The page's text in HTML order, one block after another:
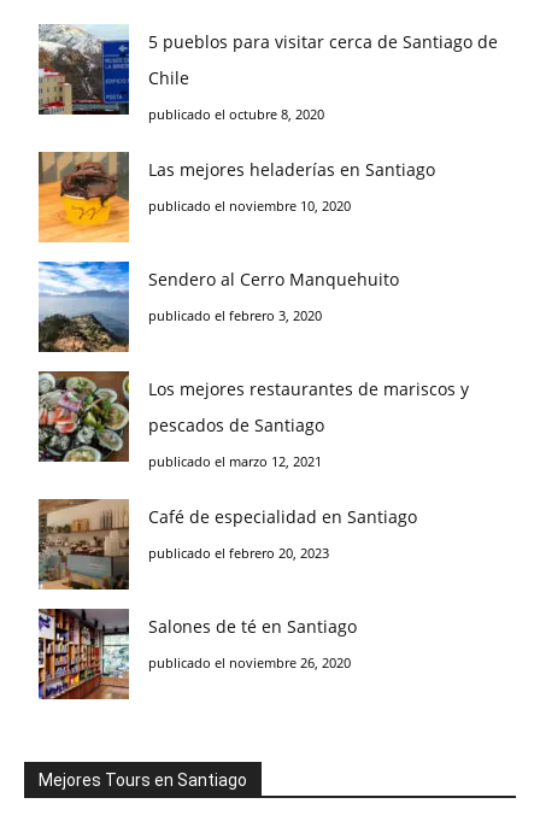
5 pueblos para visitar cerca de Santiago de
Chile
publicado el octubre 8, 2020
Las mejores heladerías en Santiago
publicado el noviembre 10, 2020
Sendero al Cerro Manquehuito
publicado el febrero 3, 2020
Los mejores restaurantes de mariscos y
pescados de Santiago
publicado el marzo 12, 2021
Café de especialidad en Santiago
publicado el febrero 20, 2023
Salones de té en Santiago
publicado el noviembre 26, 2020
Mejores Tours en Santiago